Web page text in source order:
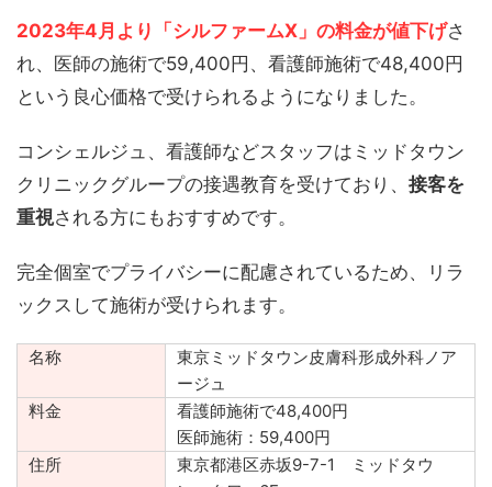
2023年4月より「シルファームX」の料金が値下げさ
れ、医師の施術で59,400円、看護師施術で48,400円
という良心価格で受けられるようになりました。
コンシェルジュ、看護師などスタッフはミッドタウン
クリニックグループの接遇教育を受けており、 接客を
重視される方にもおすすめです。
完全個室でプライバシーに配慮されているため、リラ
ックスして施術が受けられます。
名称
東京ミッドタウン皮膚科形成外科ノア
ージュ
料金
看護師施術で48,400円
医師施術：59,400円
住所
東京都港区赤坂9-7-1 ミッドタウ